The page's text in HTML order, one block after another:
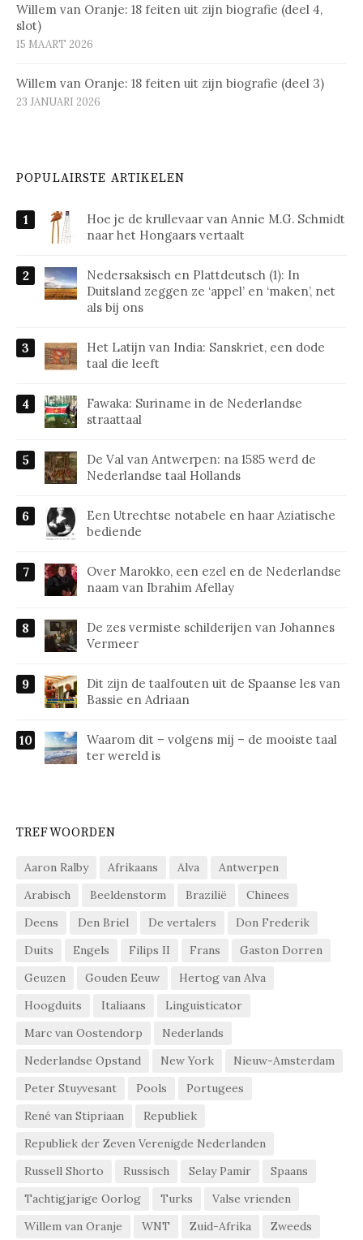
Willem van Oranje: 18 feiten uit zijn biografie (deel 4,
slot)
15 MAART 2026
Willem van Oranje: 18 feiten uit zijn biografie (deel 3)
23 JANUARI 2026
POPULAIRSTE ARTIKELEN
Hoe je de krullevaar van Annie M.G. Schmidt
naar het Hongaars vertaalt
Nedersaksisch en Plattdeutsch (1): In
Duitsland zeggen ze ‘appel’ en ‘maken’, net
als bij ons
Het Latijn van India: Sanskriet, een dode
taal die leeft
Fawaka: Suriname in de Nederlandse
straattaal
De Val van Antwerpen: na 1585 werd de
Nederlandse taal Hollands
Een Utrechtse notabele en haar Aziatische
bediende
Over Marokko, een ezel en de Nederlandse
naam van Ibrahim Afellay
De zes vermiste schilderijen van Johannes
Vermeer
Dit zijn de taalfouten uit de Spaanse les van
Bassie en Adriaan
Waarom dit – volgens mij – de mooiste taal
ter wereld is
TREFWOORDEN
Aaron Ralby Afrikaans Alva
Antwerpen
Arabisch
Beeldenstorm Brazilië
Chinees
Deens
Den Briel De vertalers
Don Frederik
Duits
Engels Filips II Frans
Gaston Dorren
Geuzen
Gouden Eeuw
Hertog van Alva
Hoogduits
Italiaans
Linguisticator
Marc van Oostendorp
Nederlands
Nederlandse Opstand
New York
Nieuw-Amsterdam
Peter Stuyvesant
Pools
Portugees
René van Stipriaan
Republiek
Republiek der Zeven Verenigde Nederlanden
Russell Shorto
Russisch Selay Pamir
Spaans
Tachtigjarige Oorlog
Turks
Valse vrienden
Willem van Oranje
WNT Zuid-Afrika Zweeds